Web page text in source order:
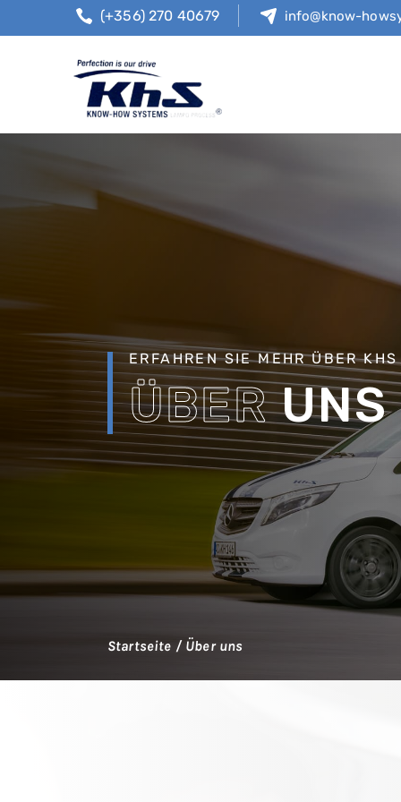
(+356) 270 40679 info@know-
ERFAHREN SIE MEHR ÜBER KHS
ÜBERUNS
Startseite / Über uns